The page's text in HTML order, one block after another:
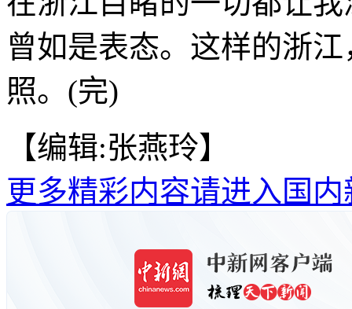
曾如是表态。这样的浙
照。(完)
【编辑:张燕玲】
更多精彩内容请进入国内